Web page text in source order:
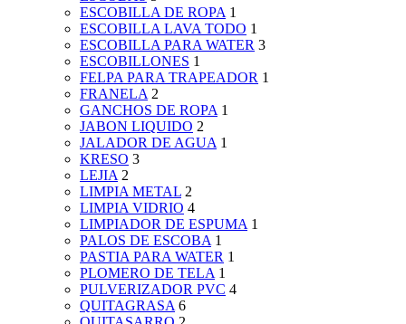
ESCOBILLA DE ROPA 1
ESCOBILLA LAVA TODO 1
ESCOBILLA PARA WATER 3
ESCOBILLONES 1
FELPA PARA TRAPEADOR 1
FRANELA 2
GANCHOS DE ROPA 1
JABON LIQUIDO 2
JALADOR DE AGUA 1
KRESO 3
LEJIA 2
LIMPIA METAL 2
LIMPIA VIDRIO 4
LIMPIADOR DE ESPUMA 1
PALOS DE ESCOBA 1
PASTIA PARA WATER 1
PLOMERO DE TELA 1
PULVERIZADOR PVC 4
QUITAGRASA 6